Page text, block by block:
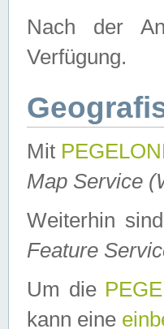
Nach der
Verfügung.
Mit
Map Service
Weiterhin
Feature
Um die
kann eine